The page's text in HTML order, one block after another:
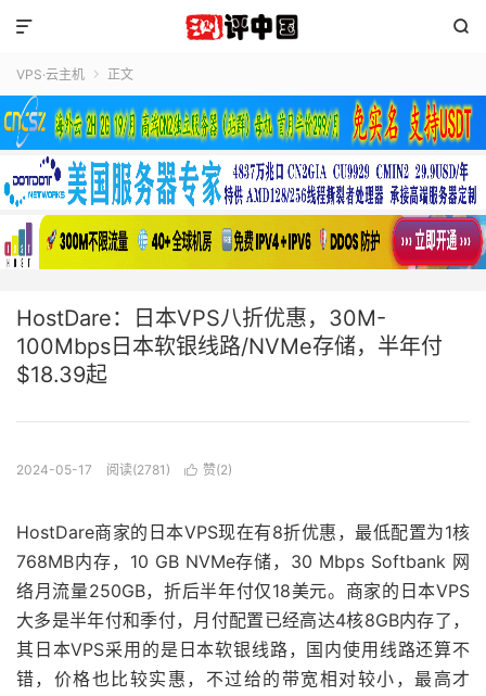


VPS·云主机  正文
HostDare：日本VPS八折优惠，30M-
100Mbps日本软银线路/NVMe存储，半年付
$18.39起
2024-05-17 阅读(2781)  赞(2)
HostDare商家的日本VPS现在有8折优惠，最低配置为1核
768MB内存，10 GB NVMe存储，30 Mbps Softbank 网
络月流量250GB，折后半年付仅18美元。商家的日本VPS
大多是半年付和季付，月付配置已经高达4核8GB内存了，
其日本VPS采用的是日本软银线路，国内使用线路还算不
错，价格也比较实惠，不过给的带宽相对较小，最高才